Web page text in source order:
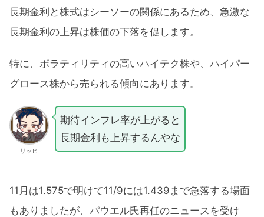
長期金利と株式はシーソーの関係にあるため、急激な
長期金利の上昇は株価の下落を促します。
特に、ボラティリティの高いハイテク株や、ハイパー
グロース株から売られる傾向にあります。
リッヒ
期待インフレ率が上がると
長期金利も上昇するんやな
11月は1.575で明けて11/9には1.439まで急落する場面
もありましたが、パウエル氏再任のニュースを受け